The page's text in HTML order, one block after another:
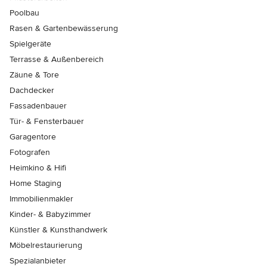
Poolbau
Rasen & Gartenbewässerung
Spielgeräte
Terrasse & Außenbereich
Zäune & Tore
Dachdecker
Fassadenbauer
Tür- & Fensterbauer
Garagentore
Fotografen
Heimkino & Hifi
Home Staging
Immobilienmakler
Kinder- & Babyzimmer
Künstler & Kunsthandwerk
Möbelrestaurierung
Spezialanbieter